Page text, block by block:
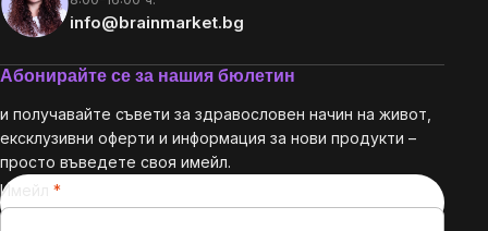
info@brainmarket.bg
Абонирайте се за нашия бюлетин
и получавайте съвети за здравословен начин на живот,
ексклузивни оферти и информация за нови продукти –
просто въведете своя имейл.
Имейл